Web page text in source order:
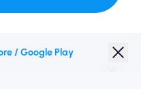
/ Google Play